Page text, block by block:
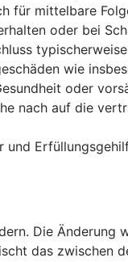
mittelbare
oder bei
wie
oder
nach auf die
Die Änderung
das zwischen